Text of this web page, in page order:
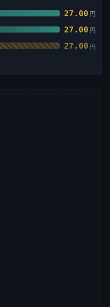
27.00 円
27.00 円
27.00 円